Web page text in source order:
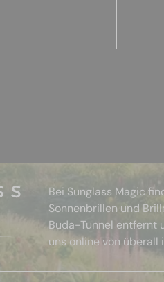
Bei Sunglass Magic
Sonnenbrillen und
Buda-Tunnel entfernt
uns online von überall